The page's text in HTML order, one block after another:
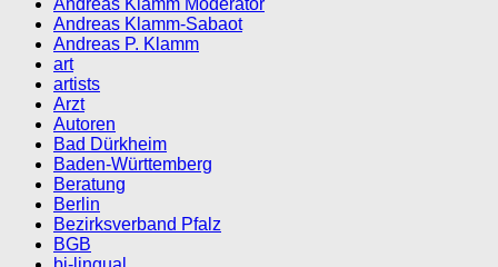
Andreas Klamm-Sabaot
Andreas P. Klamm
art
artists
Arzt
Autoren
Bad Dürkheim
Baden-Württemberg
Beratung
Berlin
Bezirksverband Pfalz
BGB